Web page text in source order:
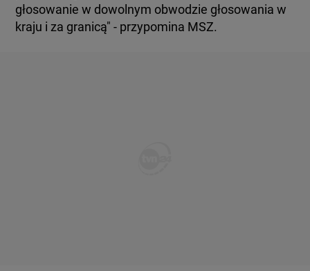
głosowanie w dowolnym obwodzie głosowania w
kraju i za granicą" - przypomina MSZ.
KANAŁY